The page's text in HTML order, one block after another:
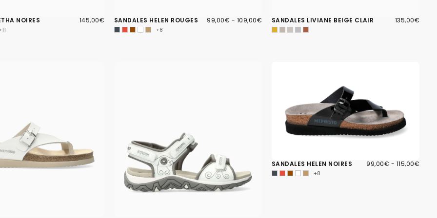
NOIRES 145,00€
PRIX
145,00€ SANDALES HELEN ROUGES 99,00€
PRIX
99,00€ - PRIX
109,00€
+8
SANDALES LIVIANE BEIGE CLAIR 135,00€
PRIX
135,00€
SANDALES HELEN NOIRES 99,00€
PRIX
99,00€ - PRIX
115,00€
+8